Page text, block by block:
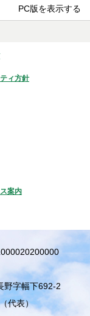
PC版を表示する
ィ方針
案内
野字幅下692-2
代表）